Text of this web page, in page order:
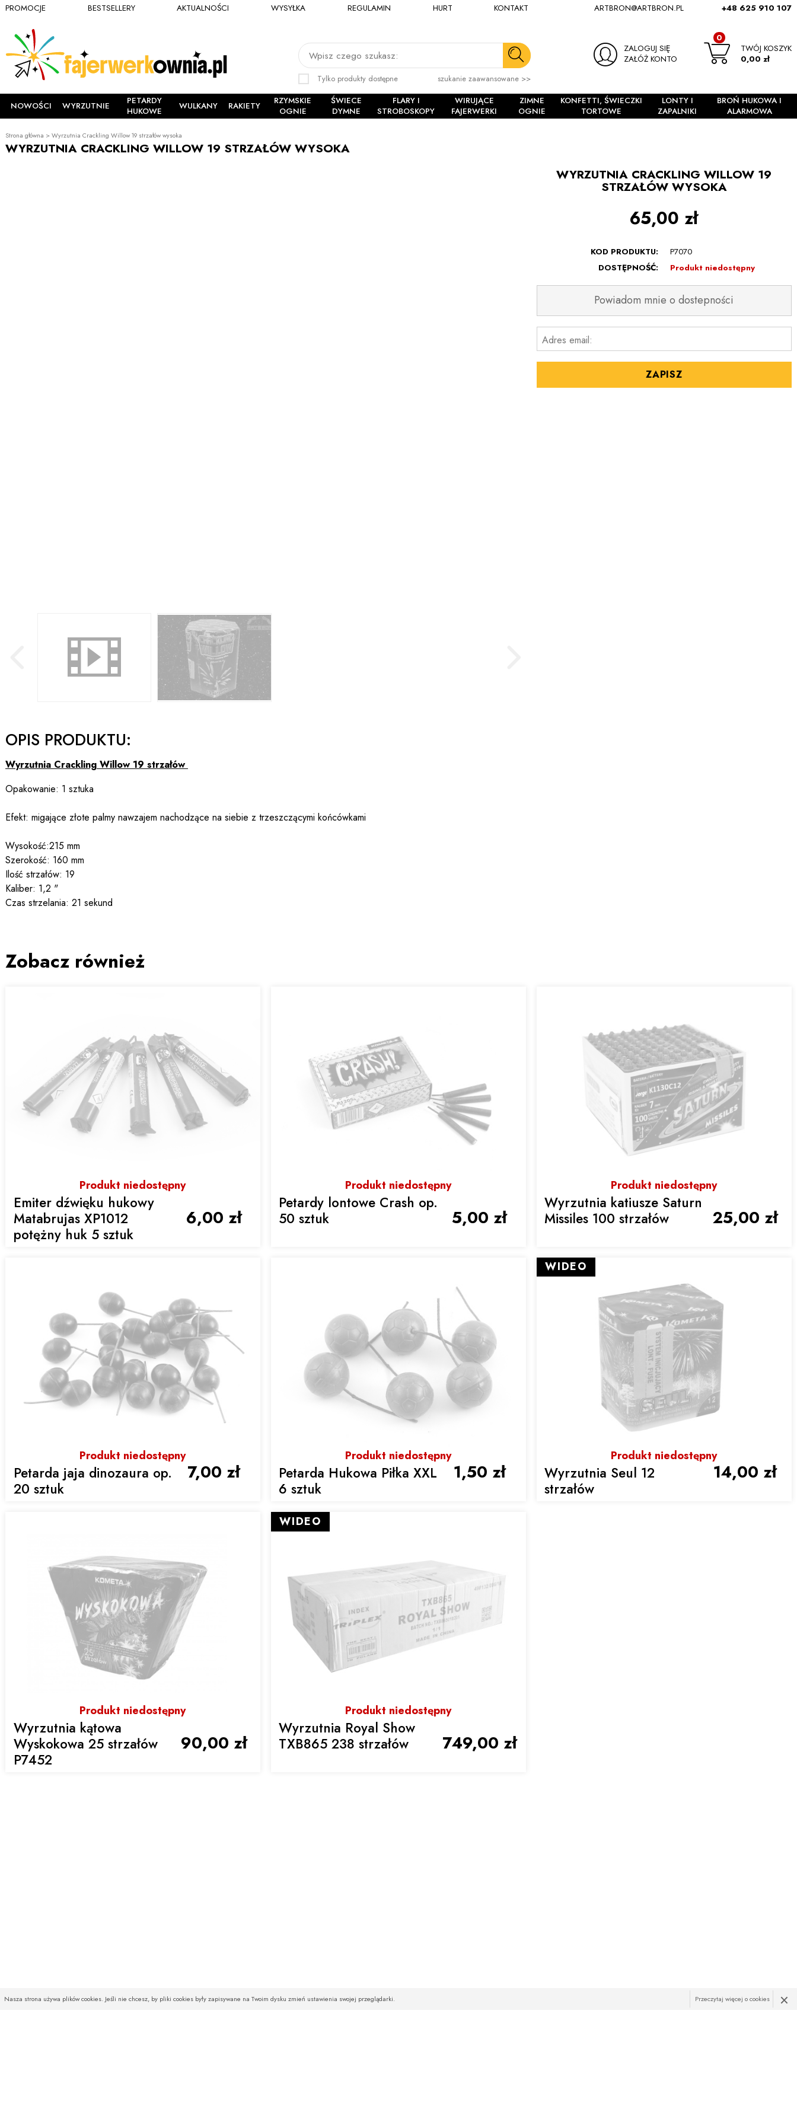
ARTBRON@ARTBRON.PL +48 625 910 107
Wpisz czego szukasz:
Tylko produkty dostępne szukanie zaawansowane >>
ZALOGUJ SIĘ
ZAŁÓŻ KONTO
TWÓJ KOSZYK
0
0,00 zł
PROMOCJE BESTSELLERY AKTUALNOŚCI WYSYŁKA REGULAMIN HURT KONTAKT
NOWOŚCI WYRZUTNIE
PETARDY
HUKOWE
WULKANY RAKIETY
RZYMSKIE
OGNIE
ŚWIECE
DYMNE
FLARY I
STROBOSKOPY
WIRUJĄCE
FAJERWERKI
ZIMNE
OGNIE
KONFETTI, ŚWIECZKI
TORTOWE
LONTY I
ZAPALNIKI
BROŃ HUKOWA I
ALARMOWA
Strona główna >Wyrzutnia Crackling Willow 19 strzałów wysoka
WYRZUTNIA CRACKLING WILLOW 19 STRZAŁÓW WYSOKA
WYRZUTNIA CRACKLING WILLOW 19
STRZAŁÓW WYSOKA
65,00 zł
KOD PRODUKTU:
P7070
DOSTĘPNOŚĆ:
Produkt niedostępny
Powiadom mnie o dostepności
Adres email:
ZAPISZ
OPIS PRODUKTU:
Wyrzutnia Crackling Willow 19 strzałów
Opakowanie: 1 sztuka
Efekt: migające złote palmy nawzajem nachodzące na siebie z trzeszczącymi końcówkami
Wysokość:215 mm
Szerokość: 160 mm
Ilość strzałów: 19
Kaliber: 1,2 "
Czas strzelania: 21 sekund
Zobacz również
Produkt niedostępny
Emiter dźwięku hukowy
Matabrujas XP1012
potężny huk 5 sztuk
6,00 zł
Produkt niedostępny
Petardy lontowe Crash op.
50 sztuk
5,00 zł
Produkt niedostępny
Wyrzutnia katiusze Saturn
Missiles 100 strzałów
25,00 zł
Produkt niedostępny
Petarda jaja dinozaura op.
20 sztuk
7,00 zł
Produkt niedostępny
Petarda Hukowa Piłka XXL
6 sztuk
1,50 zł
Produkt niedostępny
Wyrzutnia Seul 12
strzałów
14,00 zł
WIDEO
Produkt niedostępny
Wyrzutnia kątowa
Wyskokowa 25 strzałów
P7452
90,00 zł
Produkt niedostępny
Wyrzutnia Royal Show
TXB865 238 strzałów
749,00 zł
WIDEO
Nasza strona używa plików cookies. Jeśli nie chcesz, by pliki cookies były zapisywane na Twoim dysku zmień ustawienia swojej przeglądarki. ×
Przeczytaj więcej o cookies